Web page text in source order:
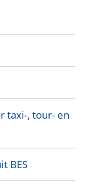
taxi-, tour- en
BES